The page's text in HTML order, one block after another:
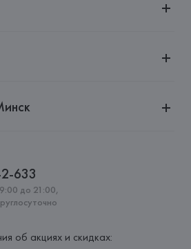
633
до 21:00,
об акциях и скидках: